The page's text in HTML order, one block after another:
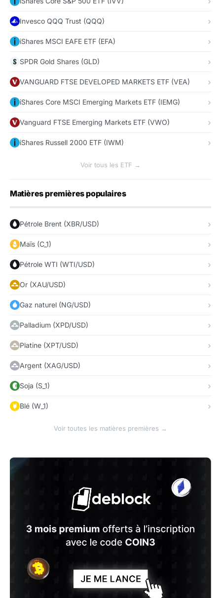
Invesco QQQ Trust (QQQ)
iShares MSCI EAFE ETF (EFA)
SPDR Gold Shares (GLD)
VANGUARD FTSE DEVELOPED MARKETS ETF (VEA)
iShares Core MSCI Emerging Markets ETF (IEMG)
Vanguard FTSE Emerging Markets ETF (VWO)
iShares Russell 2000 ETF (IWM)
Voir tous les ETF →
Matières premières populaires
Pétrole Brent (XBR/USD)
Maïs (C_1)
Pétrole WTI (WTI/USD)
Or (XAU/USD)
Gaz naturel (NG/USD)
Palladium (XPD/USD)
Platine (XPT/USD)
Argent (XAG/USD)
Soja (S_1)
Blé (W_1)
Voir toutes les matières premières →